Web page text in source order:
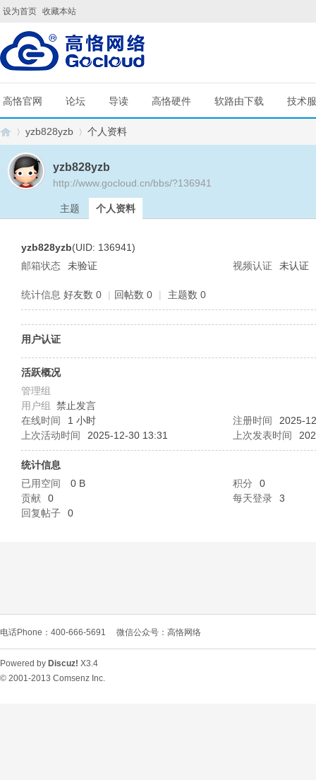
设为首页 收藏本站
高恪官网 论坛 导读 高恪硬件 软路由下载 技术
L
yzb828yzb 个人资料
yzb828yzb
http://www.gocloud.cn/bbs/?136941
主题 个人资料
yzb828yzb(UID: 136941)
邮箱状态
未验证 视频认证 未认证
统计信息 好友数 0 | 回帖数 0 | 主题数 0
用户认证
活跃概况
管理组
用户组 禁止发言
在线时间
1 小时 注册时间
2025-
上次活动时间
2025-12-30 13:31 上次发表时间
统计信息
已用空间
0 B 积分
0
贡献
0 每天登录
3
回复帖子
0
电话Phone：400-666-5691 微信公众号：高恪网络
Powered by Discuz! X3.4
© 2001-2013 Comsenz Inc.